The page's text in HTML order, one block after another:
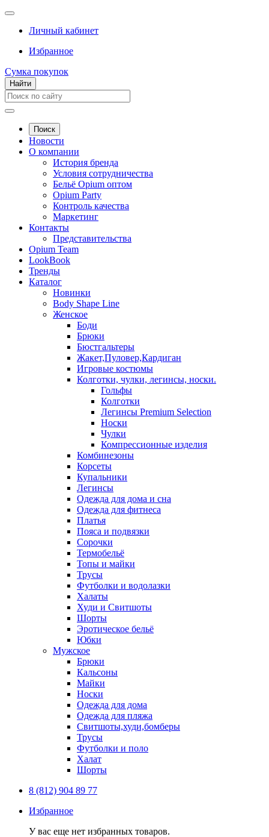
Личный кабинет
Избранное
Сумка покупок
Найти
Поиск
Новости
О компании
История бренда
Условия сотрудничества
Бельё Opium оптом
Opium Party
Контроль качества
Маркетинг
Контакты
Представительства
Opium Team
LookBook
Тренды
Каталог
Новинки
Body Shape Line
Женское
Боди
Брюки
Бюстгальтеры
Жакет,Пуловер,Кардиган
Игровые костюмы
Колготки, чулки, легинсы, носки.
Гольфы
Колготки
Легинсы Premium Selection
Носки
Чулки
Компрессионные изделия
Комбинезоны
Корсеты
Купальники
Легинсы
Одежда для дома и сна
Одежда для фитнеса
Платья
Пояса и подвязки
Сорочки
Термобельё
Топы и майки
Трусы
Футболки и водолазки
Халаты
Худи и Свитшоты
Шорты
Эротическое бельё
Юбки
Мужское
Брюки
Кальсоны
Майки
Носки
Одежда для дома
Одежда для пляжа
Свитшоты,худи,бомберы
Трусы
Футболки и поло
Халат
Шорты
8 (812) 904 89 77
Избранное
У вас еще нет избранных товаров.